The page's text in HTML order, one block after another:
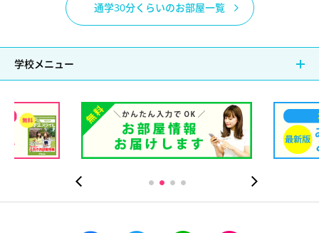
通学30分くらいのお部屋一覧
学校メニュー